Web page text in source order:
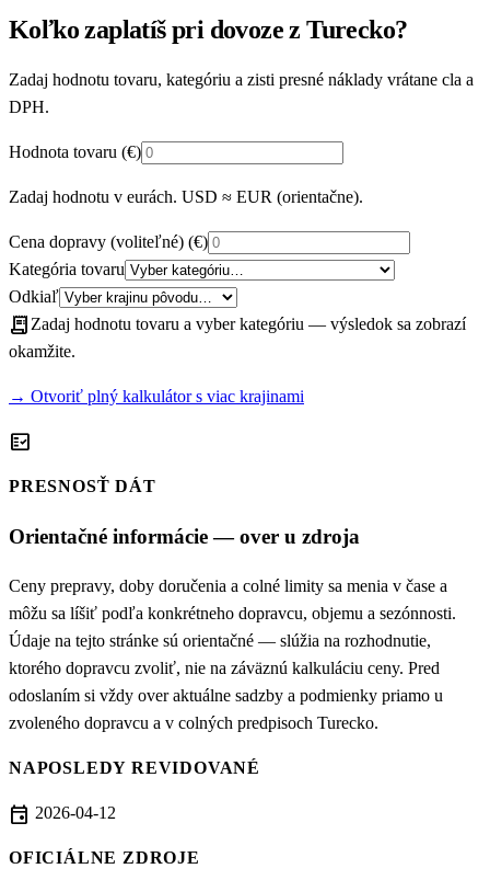
Koľko zaplatíš pri dovoze z Turecko?
Zadaj hodnotu tovaru, kategóriu a zisti presné náklady vrátane cla a
DPH.
Hodnota tovaru (€)
Zadaj hodnotu v eurách. USD ≈ EUR (orientačne).
Cena dopravy (voliteľné) (€)
Kategória tovaru
Odkiaľ
receipt_long Zadaj hodnotu tovaru a vyber kategóriu — výsledok sa zobrazí
okamžite.
→ Otvoriť plný kalkulátor s viac krajinami
fact_check
PRESNOSŤ DÁT
Orientačné informácie — over u zdroja
Ceny prepravy, doby doručenia a colné limity sa menia v čase a
môžu sa líšiť podľa konkrétneho dopravcu, objemu a sezónnosti.
Údaje na tejto stránke sú orientačné — slúžia na rozhodnutie,
ktorého dopravcu zvoliť, nie na záväznú kalkuláciu ceny. Pred
odoslaním si vždy over aktuálne sadzby a podmienky priamo u
zvoleného dopravcu a v colných predpisoch Turecko.
NAPOSLEDY REVIDOVANÉ
event 2026-04-12
OFICIÁLNE ZDROJE